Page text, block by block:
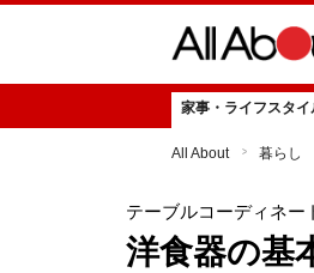
家事・ライフスタイ
All About 暮らし
テーブルコーディネー
洋食器の基